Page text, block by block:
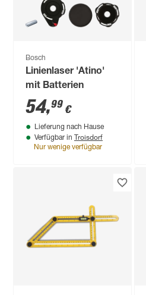
Bosch
Linienlaser 'Atino'
mit Batterien
54,99 €
Lieferung nach Hause
Verfügbar in Troisdorf
Nur wenige verfügbar